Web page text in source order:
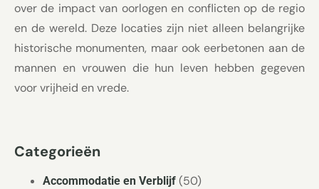
over de impact van oorlogen en conflicten op de regio
en de wereld. Deze locaties zijn niet alleen belangrijke
historische monumenten, maar ook eerbetonen aan de
mannen en vrouwen die hun leven hebben gegeven
voor vrijheid en vrede.
Categorieën
Accommodatie en Verblijf (50)